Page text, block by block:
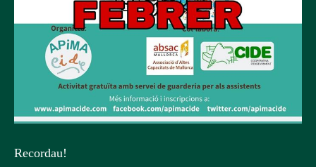
Recordau!